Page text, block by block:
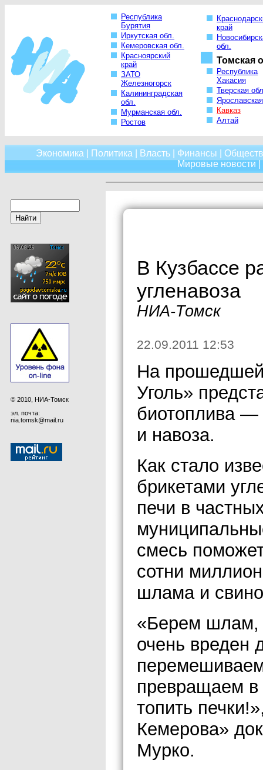
Республика
Бурятия
Иркутская обл.
Кемеровская обл.
Красноярский
край
ЗАТО
Железногорск
Калининградская
обл.
Мурманская обл.
Ростов
край
обл.
Томская
Республика
Хакасия
Тверская
Кавказ
Алтай
Экономика Политика Власть| Финансы
Мировые новости
© 2010, НИА-Томск
эл. почта:
nia.tomsk@mail.ru
В Кузбассе
угленавоза
НИА-Томск
22.09.2011 12:53
На
Уголь»
биотоплива —
и навоза.
Как стало
брикетами
печи в
смесь
сотни
шлама и
«Берем шлам,
очень вреден
превращаем
топить
Кемерова»
Мурко.